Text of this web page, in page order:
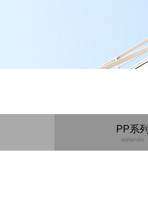
PP系列
oulando